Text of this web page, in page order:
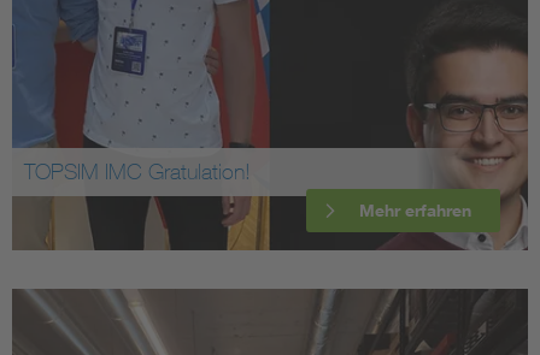
TOPSIM IMC Gratulation!
Mehr erfahren